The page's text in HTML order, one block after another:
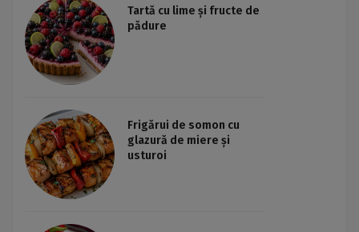
Tartă cu lime și fructe de
pădure
Frigărui de somon cu
glazură de miere și
usturoi